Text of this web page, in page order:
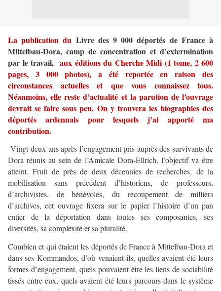
La publication du Livre des 9 000 déportés de France à
Mittelbau-Dora, camp de concentration et d’extermination
par le travail, aux éditions du Cherche Midi (1 tome, 2 600
pages, 3 000 photos), a été reportée en raison des
circonstances actuelles et que vous connaissez tous.
Néanmoins, elle reste d’actualité et la parution de l’ouvrage
devrait se faire sous peu. On y trouvera les biographies des
déportés ardennais pour lesquels j’ai apporté ma
contribution.
Vingt-deux ans après l’engagement pris auprès des survivants de
Dora réunis au sein de l’Amicale Dora-Ellrich, l’objectif va être
atteint. Fruit de près de deux décennies de recherches, de la
mobilisation sans précédent d’historiens, de professeurs,
d’archivistes, de bénévoles, du recoupement de milliers
d’archives, cet ouvrage fixera sur le papier l’histoire d’un pan
entier de la déportation dans toutes ses composantes, ses
diversités, sa complexité et sa pluralité.
Combien et qui étaient les déportés de France à Mittelbau-Dora et
dans ses Kommandos, d’où venaient-ils, quelles avaient été leurs
formes d’engagement, quels pouvaient être les liens de sociabilité
tissés entre eux, quels avaient été leurs parcours dans le système